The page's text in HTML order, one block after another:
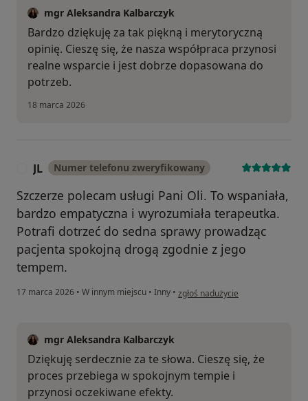
mgr Aleksandra Kalbarczyk
Bardzo dziękuję za tak piękną i merytoryczną
opinię. Cieszę się, że nasza współpraca przynosi
realne wsparcie i jest dobrze dopasowana do
potrzeb.
18 marca 2026
JL Numer telefonu zweryfikowany
Szczerze polecam usługi Pani Oli. To wspaniała,
bardzo empatyczna i wyrozumiała terapeutka.
Potrafi dotrzeć do sedna sprawy prowadząc
pacjenta spokojną drogą zgodnie z jego
tempem.
17 marca 2026 • W innym miejscu • Inny • w opinii użytkownika JL
zgłoś nadużycie
mgr Aleksandra Kalbarczyk
Dziękuję serdecznie za te słowa. Cieszę się, że
proces przebiega w spokojnym tempie i
przynosi oczekiwane efekty.